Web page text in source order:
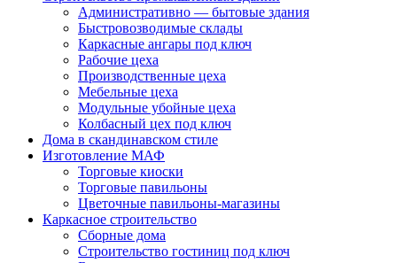
Административно — бытовые здания
Быстровозводимые склады
Каркасные ангары под ключ
Рабочие цеха
Производственные цеха
Мебельные цеха
Модульные убойные цеха
Колбасный цех под ключ
Дома в скандинавском стиле
Изготовление МАФ
Торговые киоски
Торговые павильоны
Цветочные павильоны-магазины
Каркасное строительство
Сборные дома
Строительство гостиниц под ключ